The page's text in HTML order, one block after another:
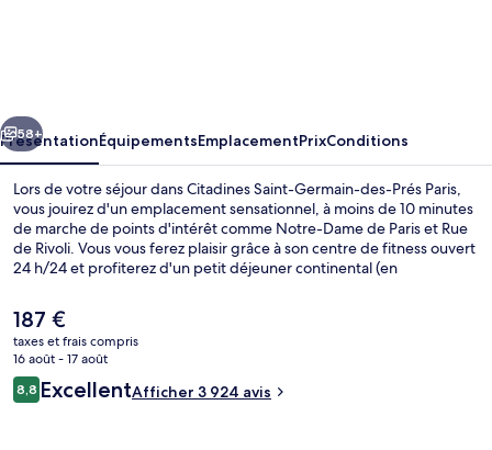
Prés
Paris
Suivant
58+
PrésentationÉquipementsEmplacementPrixConditions
Lors de votre séjour dans Citadines Saint-Germain-des-Prés Paris,
vous jouirez d'un emplacement sensationnel, à moins de 10 minutes
de marche de points d'intérêt comme Notre-Dame de Paris et Rue
de Rivoli. Vous vous ferez plaisir grâce à son centre de fitness ouvert
24 h/24 et profiterez d'un petit déjeuner continental (en
en outre de petits plus pratiques comme une kitchenette, une
télévision à écran plat et un pommeau de douche à « effet pluie ».
Les autres voyageurs apprécient l'emplacement pour les visites
touristiques, mais aussi pour sa proximité avec les transports publics
: Gare Saint-Michel-Notre-Dame est à 5 min à pied et Station de
métro Pont Neuf, à 5 min de marche.
Le
prix
actuel
est
de
187 €
taxes et frais compris
16 août - 17 août
Avis
voyageurs
8,88,8 sur 10
ExcellentAfficher 3 924 avis